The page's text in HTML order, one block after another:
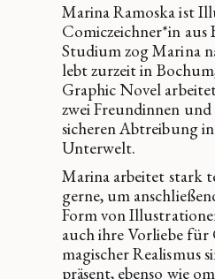
Marina Ramoska ist
Comiczeichner*in aus
Studium zog Marina
lebt zurzeit in
Graphic Novel
zwei Freundinnen und
sicheren Abtreibung
Unterwelt.
Marina arbeitet stark
gerne, um
Form von
auch ihre Vorliebe für
magischer Realismus
präsent, ebenso wie